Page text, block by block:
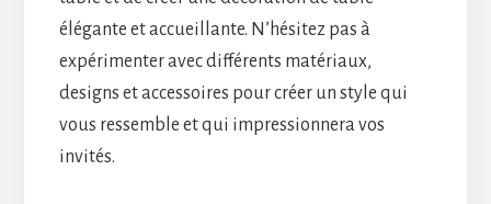
élégante et accueillante. N’hésitez pas à
expérimenter avec différents matériaux,
designs et accessoires pour créer un style qui
vous ressemble et qui impressionnera vos
invités.